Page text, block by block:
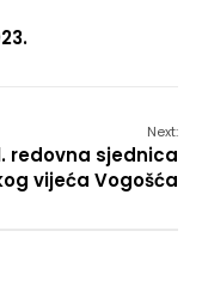
Next:
redovna sjednica
vijeća Vogošća